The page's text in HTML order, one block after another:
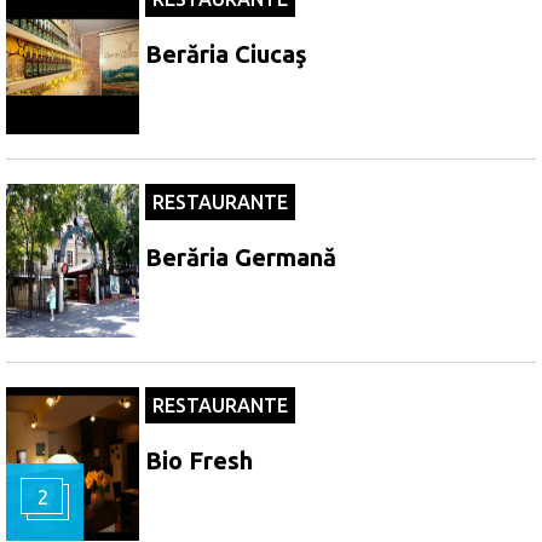
Berăria Ciucaş
RESTAURANTE
Berăria Germană
2
RESTAURANTE
Bio Fresh